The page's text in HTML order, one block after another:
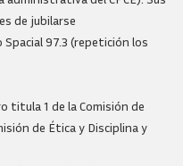
de jubilarse
97.3 (repetición los
titula 1 de la Comisión de
de Ética y Disciplina y